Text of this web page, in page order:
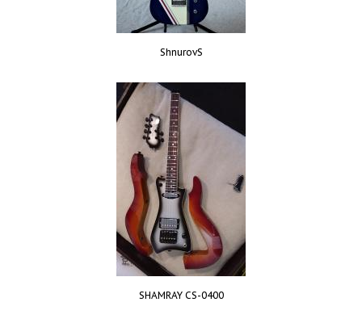
ShnurovS
SHAMRAY CS-0400